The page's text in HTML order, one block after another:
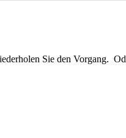
Sie den Vorgang.